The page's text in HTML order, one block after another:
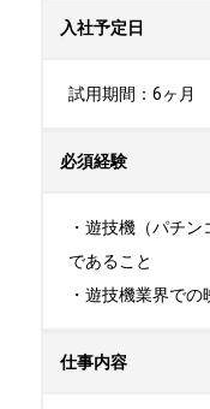
入社予定日
試用期間：6ヶ月
必須経験
・遊技機（パチ
であること
・遊技機業界で
仕事内容